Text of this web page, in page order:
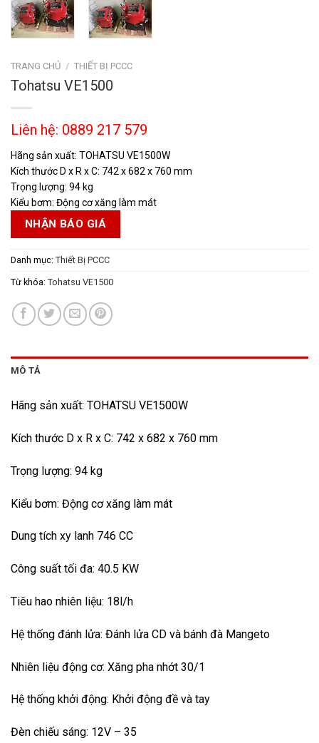
TRANG CHỦ / THIẾT BỊ PCCC
Tohatsu VE1500
Liên hệ: 0889 217 579
Hãng sản xuất: TOHATSU VE1500W
Kích thước D x R x C: 742 x 682 x 760 mm
Trọng lượng: 94 kg
Kiểu bơm: Động cơ xăng làm mát
NHẬN BÁO GIÁ
Danh mục: Thiết Bị PCCC
Từ khóa: Tohatsu VE1500
MÔ TẢ
Hãng sản xuất: TOHATSU VE1500W
Kích thước D x R x C: 742 x 682 x 760 mm
Trọng lượng: 94 kg
Kiểu bơm: Động cơ xăng làm mát
Dung tích xy lanh 746 CC
Công suất tối đa: 40.5 KW
Tiêu hao nhiên liệu: 18l/h
Hệ thống đánh lửa: Đánh lửa CD và bánh đà Mangeto
Nhiên liệu động cơ: Xăng pha nhớt 30/1
Hệ thống khởi động: Khởi động đề và tay
Đèn chiếu sáng: 12V – 35